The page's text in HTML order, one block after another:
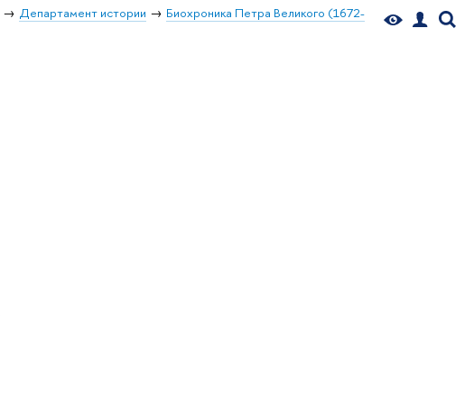
Департамент истории
Биохроника Петра Великого (1672-